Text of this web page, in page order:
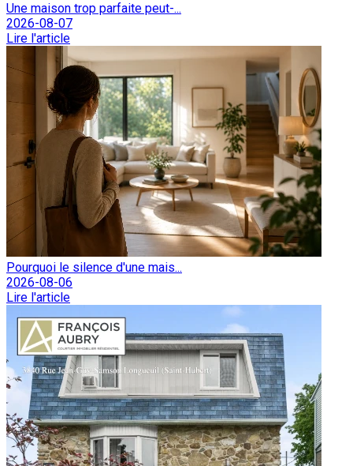
Une maison trop parfaite peut-...
2026-08-07
Lire l'article
Pourquoi le silence d'une mais...
2026-08-06
Lire l'article